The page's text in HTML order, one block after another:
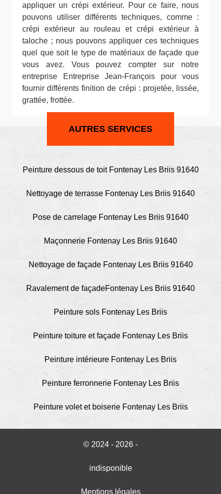
appliquer un crépi extérieur. Pour ce faire, nous
pouvons utiliser différents techniques, comme :
crépi extérieur au rouleau et crépi extérieur à
taloche ; nous pouvons appliquer ces techniques
quel que soit le type de matériaux de façade que
vous avez. Vous pouvez compter sur notre
entreprise Entreprise Jean-François pour vous
fournir différents finition de crépi : projetée, lissée,
grattée, frottée.
AUTRES SERVICES
Peinture dessous de toit Fontenay Les Briis 91640
Nettoyage de terrasse Fontenay Les Briis 91640
Pose de carrelage Fontenay Les Briis 91640
Maçonnerie Fontenay Les Briis 91640
Nettoyage de façade Fontenay Les Briis 91640
Ravalement de façadeFontenay Les Briis 91640
Peinture sols Fontenay Les Briis
Peinture toiture et façade Fontenay Les Briis
Peinture intérieure Fontenay Les Briis
Peinture ferronnerie Fontenay Les Briis
Peinture volet et boiserie Fontenay Les Briis
© 2024 - 2026 -
indisponible
Mentions légales